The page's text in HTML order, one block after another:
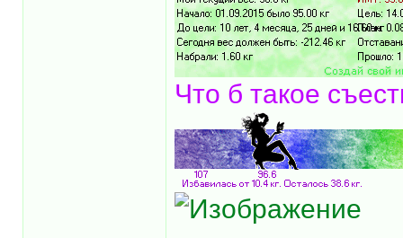
Что б такое